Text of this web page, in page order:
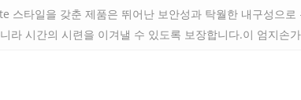
스타일을 갖춘 제품은 뛰어난 보안성과 탁월한 내구성으로
라 시간의 시련을 이겨낼 수 있도록 보장합니다.이 엄지손